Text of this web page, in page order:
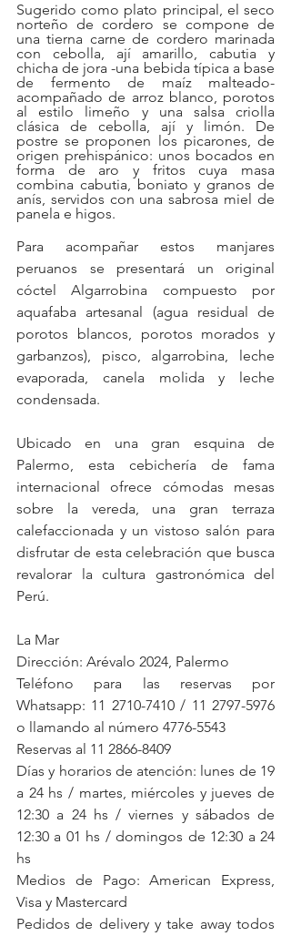
Sugerido como plato principal, el seco
norteño de cordero se compone de
una tierna carne de cordero marinada
con cebolla, ají amarillo, cabutia y
chicha de jora -una bebida típica a base
de fermento de maíz malteado-
acompañado de arroz blanco, porotos
al estilo limeño y una salsa criolla
clásica de cebolla, ají y limón. De
postre se proponen los picarones, de
origen prehispánico: unos bocados en
forma de aro y fritos cuya masa
combina cabutia, boniato y granos de
anís, servidos con una sabrosa miel de
panela e higos.
Para acompañar estos manjares
peruanos se presentará un original
cóctel Algarrobina compuesto por
aquafaba artesanal (agua residual de
porotos blancos, porotos morados y
garbanzos), pisco, algarrobina, leche
evaporada, canela molida y leche
condensada.
Ubicado en una gran esquina de
Palermo, esta cebichería de fama
internacional ofrece cómodas mesas
sobre la vereda, una gran terraza
calefaccionada y un vistoso salón para
disfrutar de esta celebración que busca
revalorar la cultura gastronómica del
Perú.
La Mar
Dirección: Arévalo 2024, Palermo
Teléfono para las reservas por
Whatsapp: 11 2710-7410 / 11 2797-5976
o llamando al número 4776-5543
Reservas al 11 2866-8409
Días y horarios de atención: lunes de 19
a 24 hs / martes, miércoles y jueves de
12:30 a 24 hs / viernes y sábados de
12:30 a 01 hs / domingos de 12:30 a 24
hs
Medios de Pago: American Express,
Visa y Mastercard
Pedidos de delivery y take away todos